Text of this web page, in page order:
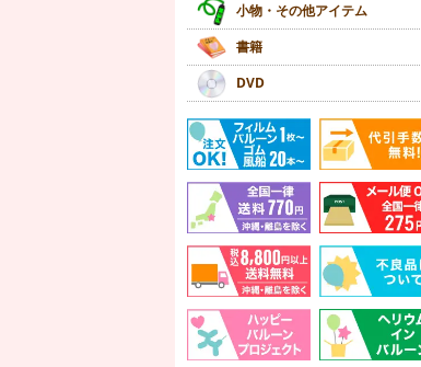
小物・その他アイテム
書籍
DVD